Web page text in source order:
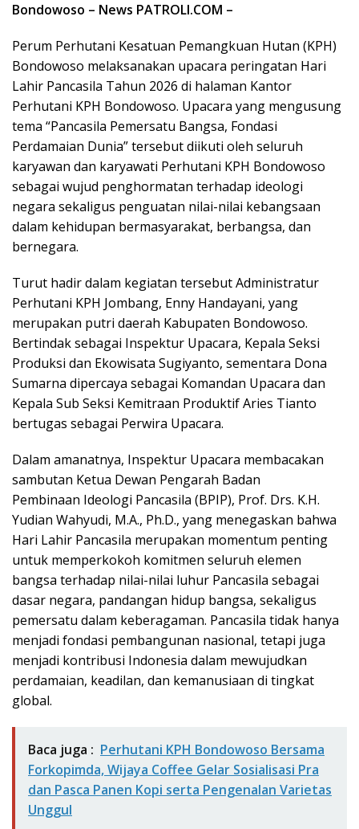
Bondowoso – News PATROLI.COM –
Perum Perhutani Kesatuan Pemangkuan Hutan (KPH)
Bondowoso melaksanakan upacara peringatan Hari
Lahir Pancasila Tahun 2026 di halaman Kantor
Perhutani KPH Bondowoso. Upacara yang mengusung
tema “Pancasila Pemersatu Bangsa, Fondasi
Perdamaian Dunia” tersebut diikuti oleh seluruh
karyawan dan karyawati Perhutani KPH Bondowoso
sebagai wujud penghormatan terhadap ideologi
negara sekaligus penguatan nilai-nilai kebangsaan
dalam kehidupan bermasyarakat, berbangsa, dan
bernegara.
Turut hadir dalam kegiatan tersebut Administratur
Perhutani KPH Jombang, Enny Handayani, yang
merupakan putri daerah Kabupaten Bondowoso.
Bertindak sebagai Inspektur Upacara, Kepala Seksi
Produksi dan Ekowisata Sugiyanto, sementara Dona
Sumarna dipercaya sebagai Komandan Upacara dan
Kepala Sub Seksi Kemitraan Produktif Aries Tianto
bertugas sebagai Perwira Upacara.
Dalam amanatnya, Inspektur Upacara membacakan
sambutan Ketua Dewan Pengarah Badan
Pembinaan Ideologi Pancasila (BPIP), Prof. Drs. K.H.
Yudian Wahyudi, M.A., Ph.D., yang menegaskan bahwa
Hari Lahir Pancasila merupakan momentum penting
untuk memperkokoh komitmen seluruh elemen
bangsa terhadap nilai-nilai luhur Pancasila sebagai
dasar negara, pandangan hidup bangsa, sekaligus
pemersatu dalam keberagaman. Pancasila tidak hanya
menjadi fondasi pembangunan nasional, tetapi juga
menjadi kontribusi Indonesia dalam mewujudkan
perdamaian, keadilan, dan kemanusiaan di tingkat
global.
Baca juga : Perhutani KPH Bondowoso Bersama
Forkopimda, Wijaya Coffee Gelar Sosialisasi Pra
dan Pasca Panen Kopi serta Pengenalan Varietas
Unggul